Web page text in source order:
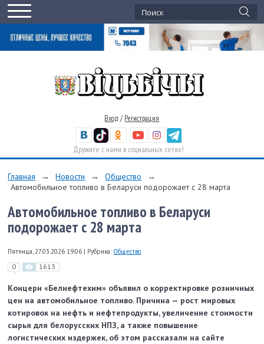
Вход / Регистрация
Дружите с нами в социальных сетях!
Главная → Новости → Общество
→
Автомобильное топливо в Беларуси подорожает с 28 марта
Автомобильное топливо в Беларуси
подорожает с 28 марта
Пятница, 27.03.2026 19:06 | Рубрика: Общество
0 1613
Концерн «Белнефтехим» объявил о корректировке розничных
цен на автомобильное топливо. Причина — рост мировых
котировок на нефть и нефтепродукты, увеличение стоимости
сырья для белорусских НПЗ, а также повышение
логистических издержек, об этом рассказали на сайте